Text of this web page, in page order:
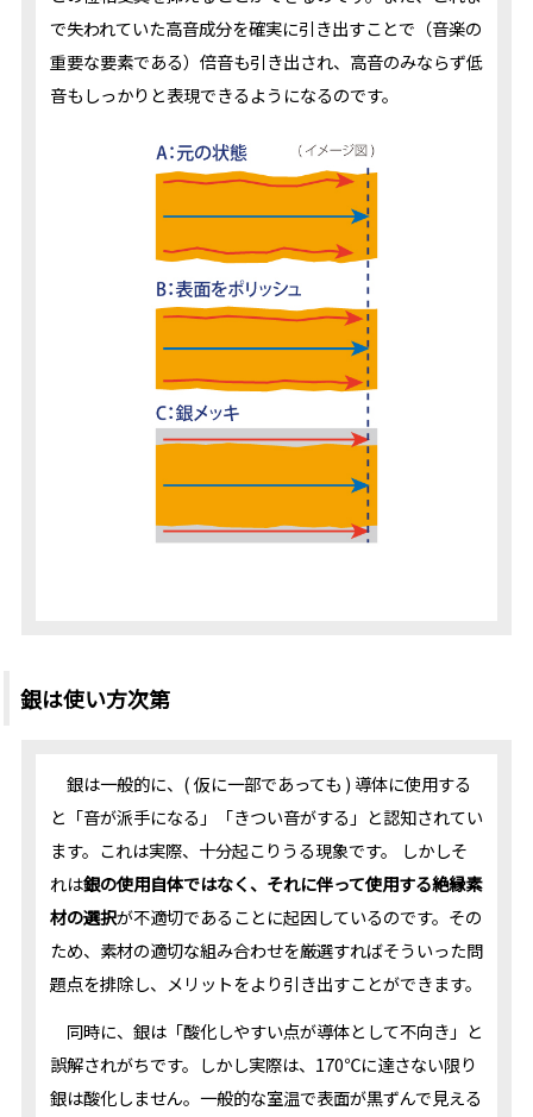
で失われていた高音成分を確実に引き出すことで（音楽の
重要な要素である）倍音も引き出され、高音のみならず低
音もしっかりと表現できるようになるのです。
銀は使い方次第
銀は一般的に、( 仮に一部であっても ) 導体に使用する
と「音が派手になる」「きつい音がする」と認知されてい
ます。これは実際、十分起こりうる現象です。 しかしそ
れは銀の使用自体ではなく、それに伴って使用する絶縁素
材の選択が不適切であることに起因しているのです。その
ため、素材の適切な組み合わせを厳選すればそういった問
題点を排除し、メリットをより引き出すことができます。
同時に、銀は「酸化しやすい点が導体として不向き」と
誤解されがちです。しかし実際は、170℃に達さない限り
銀は酸化しません。一般的な室温で表面が黒ずんで見える